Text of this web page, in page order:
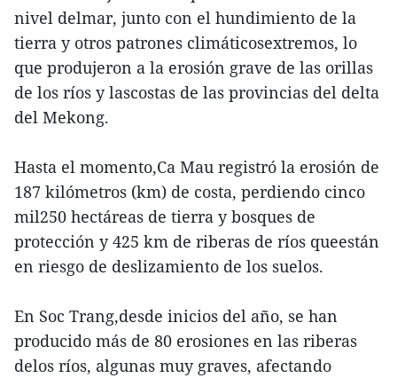
nivel delmar, junto con el hundimiento de la
tierra y otros patrones climáticosextremos, lo
que produjeron a la erosión grave de las orillas
de los ríos y lascostas de las provincias del delta
del Mekong.
Hasta el momento,Ca Mau registró la erosión de
187 kilómetros (km) de costa, perdiendo cinco
mil250 hectáreas de tierra y bosques de
protección y 425 km de riberas de ríos queestán
en riesgo de deslizamiento de los suelos.
En Soc Trang,desde inicios del año, se han
producido más de 80 erosiones en las riberas
delos ríos, algunas muy graves, afectando